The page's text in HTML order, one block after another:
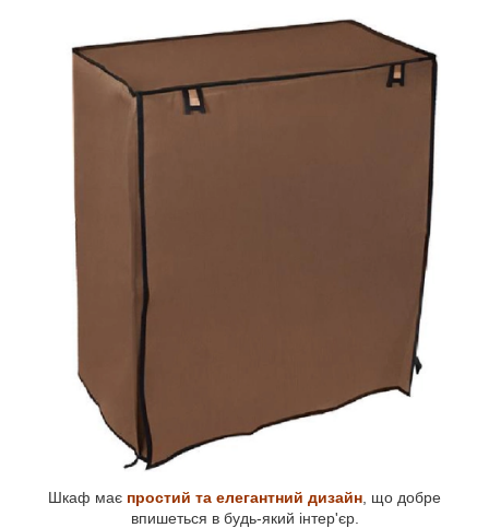
Шкаф має простий та елегантний дизайн , що добре
впишеться в будь-який інтер'єр.